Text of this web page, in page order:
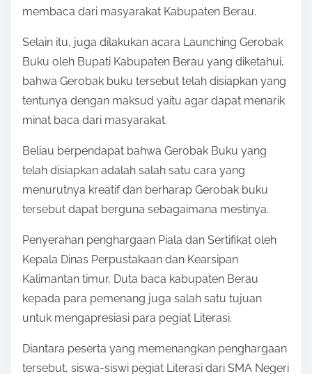
membaca dari masyarakat Kabupaten Berau.
Selain itu, juga dilakukan acara Launching Gerobak
Buku oleh Bupati Kabupaten Berau yang diketahui,
bahwa Gerobak buku tersebut telah disiapkan yang
tentunya dengan maksud yaitu agar dapat menarik
minat baca dari masyarakat.
Beliau berpendapat bahwa Gerobak Buku yang
telah disiapkan adalah salah satu cara yang
menurutnya kreatif dan berharap Gerobak buku
tersebut dapat berguna sebagaimana mestinya.
Penyerahan penghargaan Piala dan Sertifikat oleh
Kepala Dinas Perpustakaan dan Kearsipan
Kalimantan timur, Duta baca kabupaten Berau
kepada para pemenang juga salah satu tujuan
untuk mengapresiasi para pegiat Literasi.
Diantara peserta yang memenangkan penghargaan
tersebut, siswa-siswi pegiat Literasi dari SMA Negeri